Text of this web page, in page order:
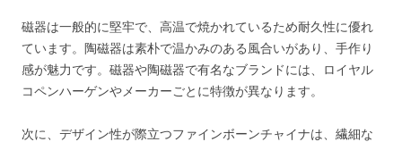
磁器は一般的に堅牢で、高温で焼かれているため耐久性に優れ
ています。陶磁器は素朴で温かみのある風合いがあり、手作り
感が魅力です。磁器や陶磁器で有名なブランドには、ロイヤル
コペンハーゲンやメーカーごとに特徴が異なります。
次に、デザイン性が際立つファインボーンチャイナは、繊細な